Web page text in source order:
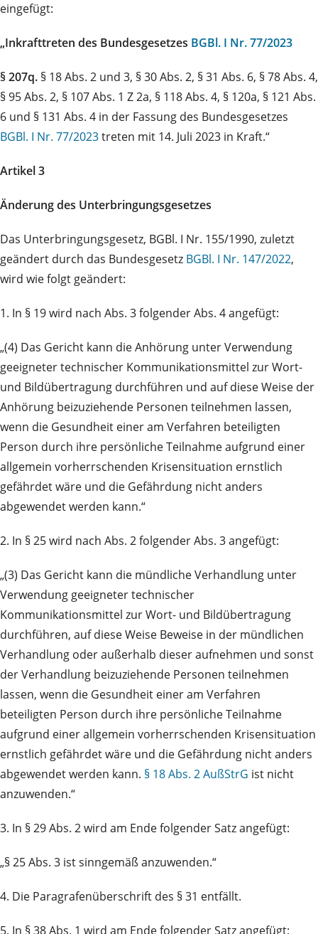
eingefügt:
„Inkrafttreten des Bundesgesetzes BGBl. I Nr. 77/2023
§ 207q. § 18 Abs. 2 und 3, § 30 Abs. 2, § 31 Abs. 6, § 78 Abs. 4,
§ 95 Abs. 2, § 107 Abs. 1 Z 2a, § 118 Abs. 4, § 120a, § 121 Abs.
6 und § 131 Abs. 4 in der Fassung des Bundesgesetzes
BGBl. I Nr. 77/2023treten mit 14. Juli 2023 in Kraft.“
Artikel 3
Änderung des Unterbringungsgesetzes
Das Unterbringungsgesetz, BGBl. I Nr. 155/1990, zuletzt
geändert durch das Bundesgesetz BGBl. I Nr. 147/2022,
wird wie folgt geändert:
1. In § 19 wird nach Abs. 3 folgender Abs. 4 angefügt:
„(4) Das Gericht kann die Anhörung unter Verwendung
geeigneter technischer Kommunikationsmittel zur Wort-
und Bildübertragung durchführen und auf diese Weise der
Anhörung beizuziehende Personen teilnehmen lassen,
wenn die Gesundheit einer am Verfahren beteiligten
Person durch ihre persönliche Teilnahme aufgrund einer
allgemein vorherrschenden Krisensituation ernstlich
gefährdet wäre und die Gefährdung nicht anders
abgewendet werden kann.“
2. In § 25 wird nach Abs. 2 folgender Abs. 3 angefügt:
„(3) Das Gericht kann die mündliche Verhandlung unter
Verwendung geeigneter technischer
Kommunikationsmittel zur Wort- und Bildübertragung
durchführen, auf diese Weise Beweise in der mündlichen
Verhandlung oder außerhalb dieser aufnehmen und sonst
der Verhandlung beizuziehende Personen teilnehmen
lassen, wenn die Gesundheit einer am Verfahren
beteiligten Person durch ihre persönliche Teilnahme
aufgrund einer allgemein vorherrschenden Krisensituation
ernstlich gefährdet wäre und die Gefährdung nicht anders
abgewendet werden kann. § 18 Abs. 2 AußStrG ist nicht
anzuwenden.“
3. In § 29 Abs. 2 wird am Ende folgender Satz angefügt:
„§ 25 Abs. 3 ist sinngemäß anzuwenden.“
4. Die Paragrafenüberschrift des § 31 entfällt.
5. In § 38 Abs. 1 wird am Ende folgender Satz angefügt: